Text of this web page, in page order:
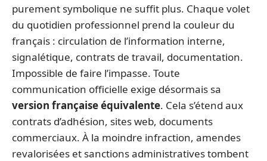
purement symbolique ne suffit plus. Chaque volet
du quotidien professionnel prend la couleur du
français : circulation de l’information interne,
signalétique, contrats de travail, documentation.
Impossible de faire l’impasse. Toute
communication officielle exige désormais sa
version française équivalente. Cela s’étend aux
contrats d’adhésion, sites web, documents
commerciaux. À la moindre infraction, amendes
revalorisées et sanctions administratives tombent